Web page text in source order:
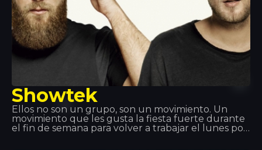
Showtek
Ellos no son un grupo, son un movimiento. Un
movimiento que les gusta la fiesta fuerte durante
el fin de semana para volver a trabajar el lunes por